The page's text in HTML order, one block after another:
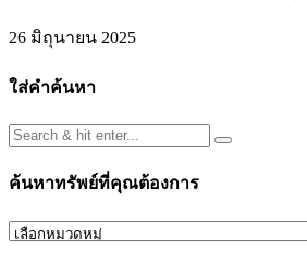
26 มิถุนายน 2025
ใส่คำค้นหา
ค้นหาทรัพย์ที่คุณต้องการ
ค้นหา